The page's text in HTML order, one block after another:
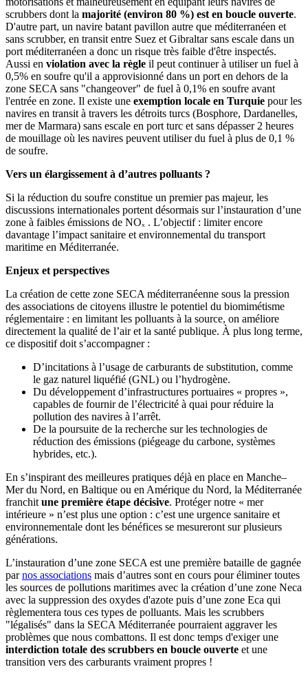
scrubbers dont la majorité (environ 80 %) est en boucle ouverte.
D'autre part, un navire batant pavillon autre que méditerranéen et
sans scrubber, en transit entre Suez et Gibraltar sans escale dans un
port méditerranéen a donc un risque très faible d'être inspectés.
Aussi en violation avec la règle il peut continuer à utiliser un fuel à
0,5% en soufre qu'il a approvisionné dans un port en dehors de la
zone SECA sans "changeover" de fuel à 0,1% en soufre avant
l'entrée en zone. Il existe une exemption locale en Turquie pour les
navires en transit à travers les détroits turcs (Bosphore, Dardanelles,
mer de Marmara) sans escale en port turc et sans dépasser 2 heures
de mouillage où les navires peuvent utiliser du fuel à plus de 0,1 %
de soufre.
Vers un élargissement à d’autres polluants ?
Si la réduction du soufre constitue un premier pas majeur, les
discussions internationales portent désormais sur l’instauration d’une
zone à faibles émissions de NOₓ . L’objectif : limiter encore
davantage l’impact sanitaire et environnemental du transport
maritime en Méditerranée.
Enjeux et perspectives
La création de cette zone SECA méditerranéenne sous la pression
des associations de citoyens illustre le potentiel du biomimétisme
réglementaire : en limitant les polluants à la source, on améliore
directement la qualité de l’air et la santé publique. À plus long terme,
ce dispositif doit s’accompagner :
D’incitations à l’usage de carburants de substitution, comme
le gaz naturel liquéfié (GNL) ou l’hydrogène.
Du développement d’infrastructures portuaires « propres »,
capables de fournir de l’électricité à quai pour réduire la
pollution des navires à l’arrêt.
De la poursuite de la recherche sur les technologies de
réduction des émissions (piégeage du carbone, systèmes
hybrides, etc.).
En s’inspirant des meilleures pratiques déjà en place en Manche–
Mer du Nord, en Baltique ou en Amérique du Nord, la Méditerranée
franchit une première étape décisive. Protéger notre « mer
intérieure » n’est plus une option : c’est une urgence sanitaire et
environnementale dont les bénéfices se mesureront sur plusieurs
générations.
L’instauration d’une zone SECA est une première bataille de gagnée
parnos associations mais d’autres sont en cours pour éliminer toutes
les sources de pollutions maritimes avec la création d’une zone Neca
avec la suppression des oxydes d'azote puis d’une zone Eca qui
règlementera tous ces types de polluants. Mais les scrubbers
"légalisés" dans la SECA Méditerranée pourraient aggraver les
problèmes que nous combattons. Il est donc temps d'exiger une
interdiction totale des scrubbers en boucle ouverte et une
transition vers des carburants vraiment propres !